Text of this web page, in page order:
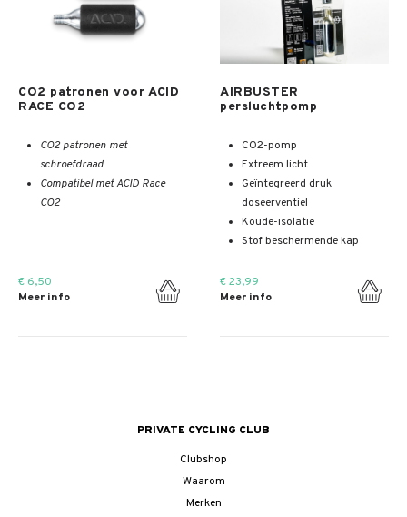
CO2 patronen voor ACID
RACE CO2
CO2 patronen met
schroefdraad
Compatibel met ACID Race
CO2
€ 6,50
Meer info
AIRBUSTER
persluchtpomp
CO2-pomp
Extreem licht
Geïntegreerd druk
doseerventiel
Koude-isolatie
Stof beschermende kap
€ 23,99
Meer info
PRIVATE CYCLING CLUB
Clubshop
Waarom
Merken